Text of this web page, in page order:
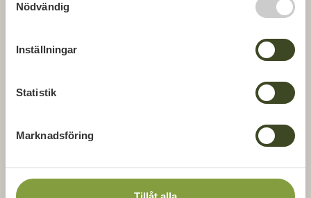
Nödvändig
Inställningar
Statistik
Marknadsföring